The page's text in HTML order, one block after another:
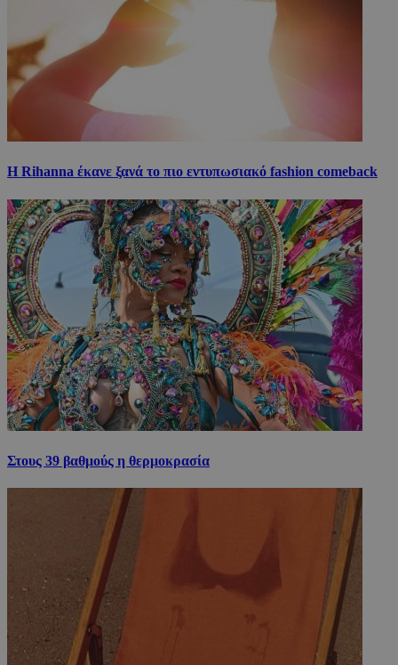
Η Rihanna έκανε ξανά το πιο εντυπωσιακό fashion comeback
Στους 39 βαθμούς η θερμοκρασία